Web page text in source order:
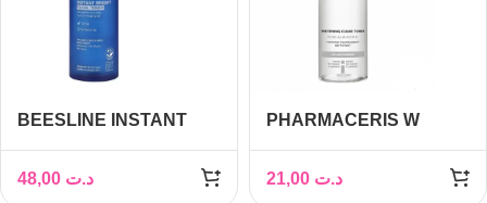
BEESLINE INSTANT
200ML
د.ت
PHARMACERIS W
TONIQUE
BLANCHISSANTE
د.ت